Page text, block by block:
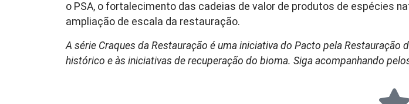
o PSA, o fortalecimento das cadeias de valor de produtos de espécies
ampliação de escala da restauração.
A série Craques da Restauração é uma iniciativa do Pacto pela
histórico e às iniciativas de recuperação do bioma. Siga acompanhando